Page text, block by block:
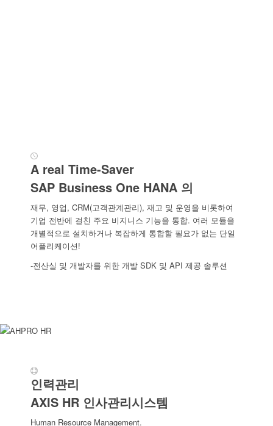
"운영 문의 : 062-512-8112 !"
" 귀사의 SAP B1H 서버와
어느곳
A real Time-Saver
SAP Business One HANA 의
재무, 영업, CRM(고객관계관리), 재고 및 운영을 비롯하여
기업 전반에 걸친 주요 비지니스 기능을 통합. 여러 모듈을
개별적으로 설치하거나 복잡하게 통합할 필요가 없는 단일
어플리케이션!
-전산실 및 개발자를 위한 개발 SDK 및 API 제공 솔루션
인력관리
AXIS HR 인사관리시스템
Human Resource Management.